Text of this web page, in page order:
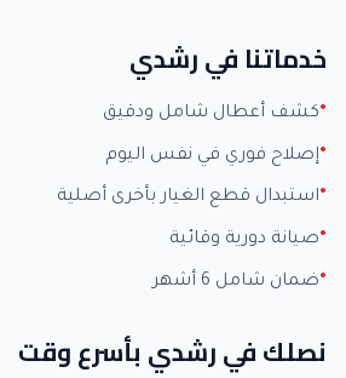
خدماتنا في رشدي
كشف أعطال شامل ودقيق
إصلاح فوري في نفس اليوم
استبدال قطع الغيار بأخرى أصلية
صيانة دورية وقائية
ضمان شامل 6 أشهر
نصلك في رشدي بأسرع وقت